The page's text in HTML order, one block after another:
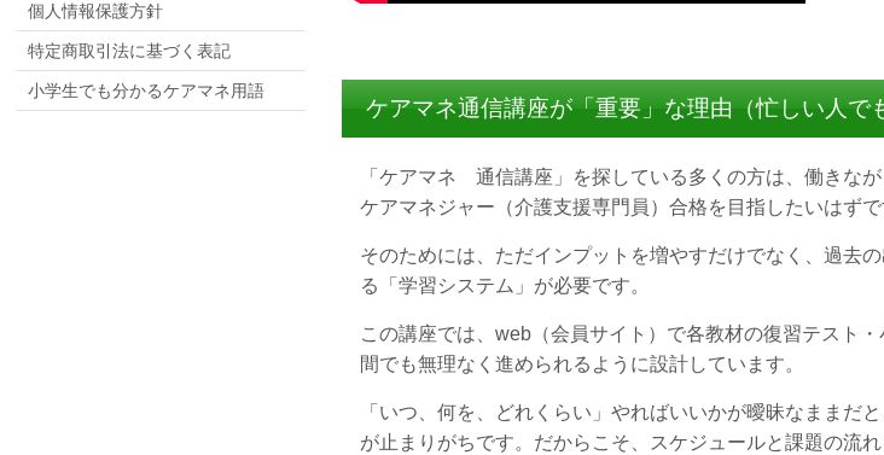
ケアマネ通信講座が「重要」な理由（忙しい人で
「ケアマネ 通信講座」を探している多くの方は、働きな
ケアマネジャー（介護支援専門員）合格を目指したいはずで
そのためには、ただインプットを増やすだけでなく、過去
る「学習システム」が必要です。
この講座では、web（会員サイト）で各教材の復習テスト
間でも無理なく進められるように設計しています。
「いつ、何を、どれくらい」やればいいかが曖昧なままだ
が止まりがちです。だからこそ、スケジュールと課題の流
個人情報保護方針
特定商取引法に基づく表記
小学生でも分かるケアマネ用語